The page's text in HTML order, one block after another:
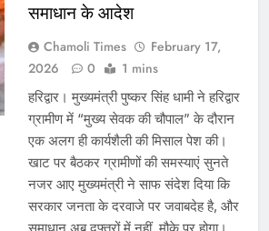
समाधान के आदेश
Chamoli Times
February 17,
2026
0 1 mins
हरिद्वार। मुख्यमंत्री पुष्कर सिंह धामी ने हरिद्वार
ग्रामीण में “मुख्य सेवक की चौपाल” के दौरान
एक अलग ही कार्यशैली की मिसाल पेश की।
खाट पर बैठकर ग्रामीणों की समस्याएं सुनते
नजर आए मुख्यमंत्री ने साफ संदेश दिया कि
सरकार जनता के दरवाजे पर जवाबदेह है, और